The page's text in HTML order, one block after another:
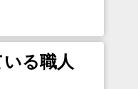
る職人